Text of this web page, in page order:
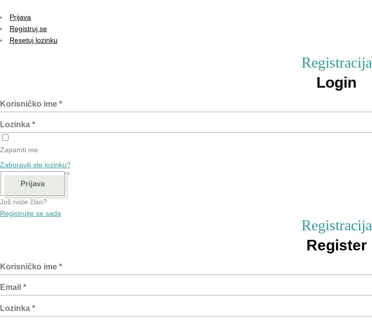
Prijava
Registruj se
Resetuj lozinku
Registracija
Login
Zapamti me
Zaboravili ste lozinku?
Prijava
Još niste član?
Registrujte se sada
Registracija
Register